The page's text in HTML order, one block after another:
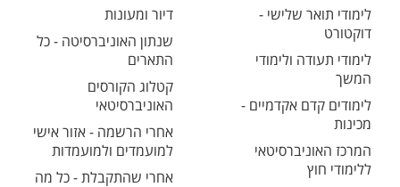
לימודי תואר שלישי -
דוקטורט
לימודי תעודה ולימודי
המשך
לימודים קדם אקדמיים -
מכינות
המרכז האוניברסיטאי
ללימודי חוץ
דיור ומעונות
שנתון האוניברסיטה - כל
התארים
קטלוג הקורסים
האוניברסיטאי
אחרי הרשמה - אזור אישי
למועמדים ולמועמדות
אחרי שהתקבלת - כל מה